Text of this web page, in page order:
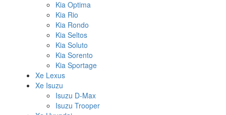
Kia Optima
Kia Rio
Kia Rondo
Kia Seltos
Kia Soluto
Kia Sorento
Kia Sportage
Xe Lexus
Xe Isuzu
Isuzu D-Max
Isuzu Trooper